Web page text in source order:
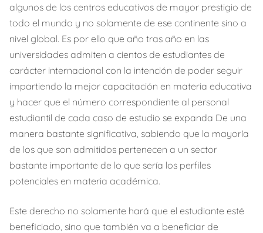
algunos de los centros educativos de mayor prestigio de
todo el mundo y no solamente de ese continente sino a
nivel global. Es por ello que año tras año en las
universidades admiten a cientos de estudiantes de
carácter internacional con la intención de poder seguir
impartiendo la mejor capacitación en materia educativa
y hacer que el número correspondiente al personal
estudiantil de cada caso de estudio se expanda De una
manera bastante significativa, sabiendo que la mayoría
de los que son admitidos pertenecen a un sector
bastante importante de lo que sería los perfiles
potenciales en materia académica.
Este derecho no solamente hará que el estudiante esté
beneficiado, sino que también va a beneficiar de